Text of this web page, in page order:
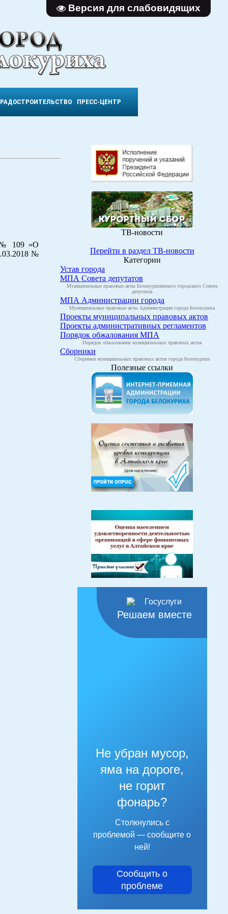
Версия для слабовидящих
ПРЕСС-ЦЕНТР
№ 109 «О
№
ТВ-новости
Перейти в раздел ТВ-новости
Категории
Устав города
МПА Совета депутатов
Муниципальные правовые акты Белокурихинского городского Совета
депутатов
МПА Администрации города
Муниципальные правовые акты Администрации города Белокуриха
Проекты муниципальных правовых актов
Проекты административных регламентов
Порядок обжалования МПА
Порядок обжалования муниципальных правовых актов
Сборники
Сборники муниципальных правовых актов города Белокурихи
Полезные ссылки
Решаем вместе
Не убран мусор,
яма на дороге,
не горит
фонарь?
Столкнулись с
проблемой — сообщите о
ней!
Сообщить о
проблеме